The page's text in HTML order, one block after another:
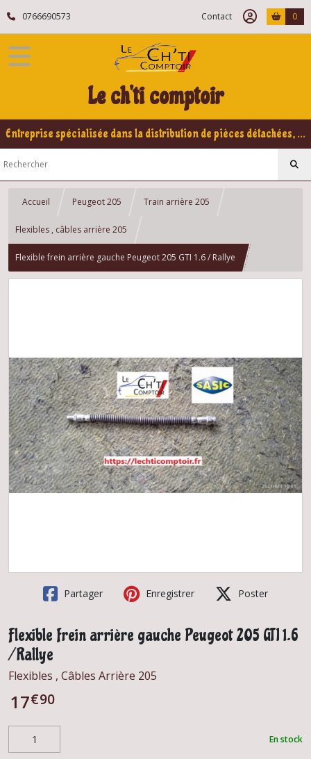
0766690573 Contact 0
Le ch'ti comptoir
Entreprise spécialisée dans la distribution de pièces détachées, refabrication pour voitures Yountimers Peugeot 205 GTI, 309 GTI - GTI16
Accueil Peugeot 205 Train arrière 205
Flexibles , câbles arrière 205
Flexible frein arrière gauche Peugeot 205 GTI 1.6 / Rallye
Partager Enregistrer Poster
Flexible frein arrière gauche Peugeot 205 GTI 1.6
/ Rallye
Flexibles , Câbles Arrière 205
17€90
En stock